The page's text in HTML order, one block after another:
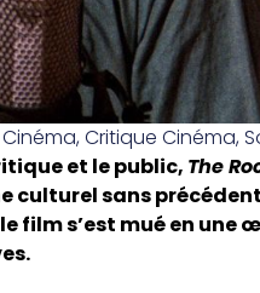
Cinéma,Critique Cinéma,
et le public, The
culturel sans
film s’est mué en une